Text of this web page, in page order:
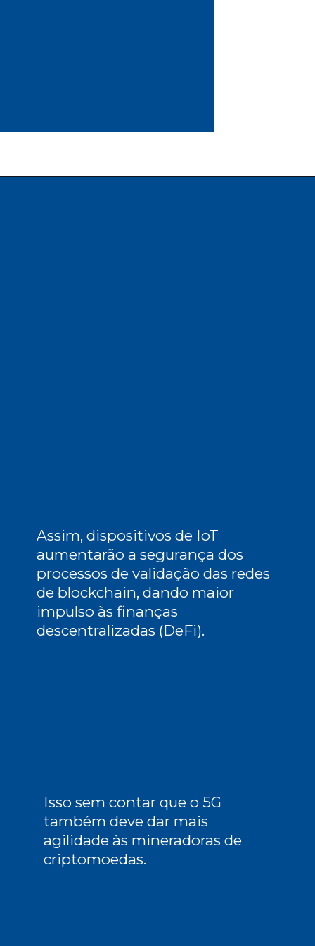
Assim, dispositivos de IoT
aumentarão a segurança dos
processos de validação das redes
de blockchain, dando maior
impulso às finanças
descentralizadas (DeFi).
Isso sem contar que o 5G
também deve dar mais
agilidade às mineradoras de
criptomoedas.